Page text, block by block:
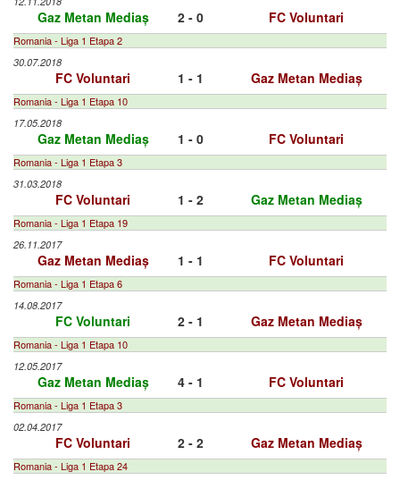
Gaz Metan Mediaș 2 - 0 FC Voluntari
Romania - Liga 1 Etapa 2
30.07.2018
FC Voluntari 1 - 1 Gaz Metan Mediaș
Romania - Liga 1 Etapa 10
17.05.2018
Gaz Metan Mediaș 1 - 0 FC Voluntari
Romania - Liga 1 Etapa 3
31.03.2018
FC Voluntari 1 - 2 Gaz Metan Mediaș
Romania - Liga 1 Etapa 19
26.11.2017
Gaz Metan Mediaș 1 - 1 FC Voluntari
Romania - Liga 1 Etapa 6
14.08.2017
FC Voluntari 2 - 1 Gaz Metan Mediaș
Romania - Liga 1 Etapa 10
12.05.2017
Gaz Metan Mediaș 4 - 1 FC Voluntari
Romania - Liga 1 Etapa 3
02.04.2017
FC Voluntari 2 - 2 Gaz Metan Mediaș
Romania - Liga 1 Etapa 24